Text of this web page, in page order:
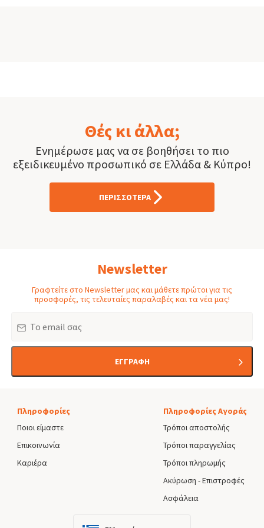
Θές κι άλλα;
Ενημέρωσε μας να σε βοηθήσει το πιο
εξειδικευμένο προσωπικό σε Ελλάδα & Κύπρο!
ΠΕΡΙΣΣΟΤΕΡΑ
Newsletter
Γραφτείτε στο Newsletter μας και μάθετε πρώτοι για τις
προσφορές, τις τελευταίες παραλαβές και τα νέα μας!
ΕΓΓΡΑΦΗ
Πληροφορίες
Ποιοι είμαστε
Επικοινωνία
Καριέρα
Πληροφορίες Αγοράς
Τρόποι αποστολής
Τρόποι παραγγελίας
Τρόποι πληρωμής
Ακύρωση - Επιστροφές
Ασφάλεια